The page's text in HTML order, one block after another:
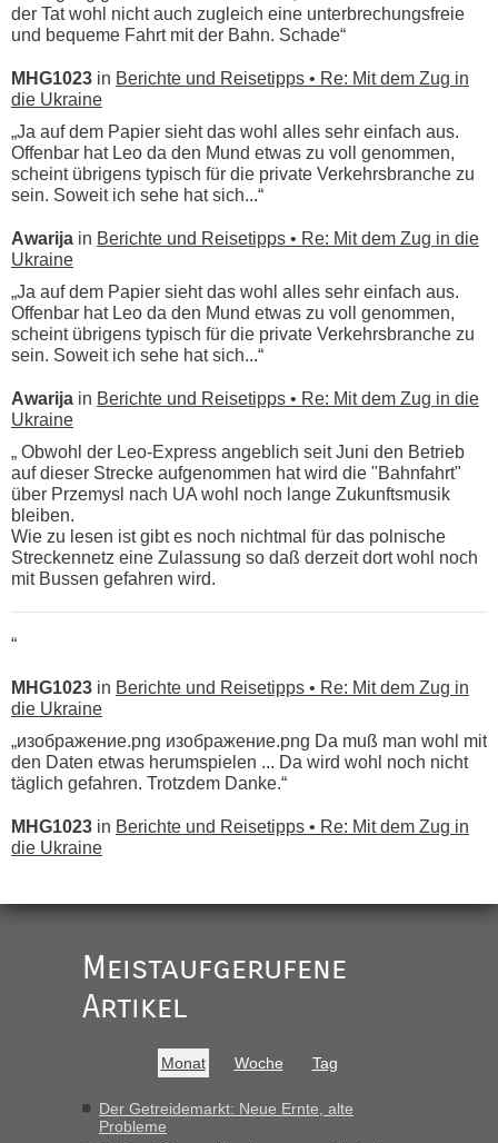
der Tat wohl nicht auch zugleich eine unterbrechungsfreie
und bequeme Fahrt mit der Bahn. Schade“
MHG1023 in Berichte und Reisetipps • Re: Mit dem Zug in
die Ukraine
„Ja auf dem Papier sieht das wohl alles sehr einfach aus.
Offenbar hat Leo da den Mund etwas zu voll genommen,
scheint übrigens typisch für die private Verkehrsbranche zu
sein. Soweit ich sehe hat sich...“
Awarija in Berichte und Reisetipps • Re: Mit dem Zug in die
Ukraine
„Ja auf dem Papier sieht das wohl alles sehr einfach aus.
Offenbar hat Leo da den Mund etwas zu voll genommen,
scheint übrigens typisch für die private Verkehrsbranche zu
sein. Soweit ich sehe hat sich...“
Awarija in Berichte und Reisetipps • Re: Mit dem Zug in die
Ukraine
„ Obwohl der Leo-Express angeblich seit Juni den Betrieb
auf dieser Strecke aufgenommen hat wird die "Bahnfahrt"
über Przemysl nach UA wohl noch lange Zukunftsmusik
bleiben.
Wie zu lesen ist gibt es noch nichtmal für das polnische
Streckennetz eine Zulassung so daß derzeit dort wohl noch
mit Bussen gefahren wird.
“
MHG1023 in Berichte und Reisetipps • Re: Mit dem Zug in
die Ukraine
„изображение.png изображение.png Da muß man wohl mit
den Daten etwas herumspielen ... Da wird wohl noch nicht
täglich gefahren. Trotzdem Danke.“
MHG1023 in Berichte und Reisetipps • Re: Mit dem Zug in
die Ukraine
Ist korrekt, aber ich finde man hätte trotzdem im Text gleich
darauf hinweisen können.
War aber nicht "böse" gemeint ...
buchbar - warum auch immer ...
Hab´s versucht - bekomme aber immer angezeigt "auf dieser
Strecke fahren wir nicht"
Meistaufgerufene
Artikel
Monat Woche Tag
Der Getreidemarkt: Neue Ernte, alte
Probleme